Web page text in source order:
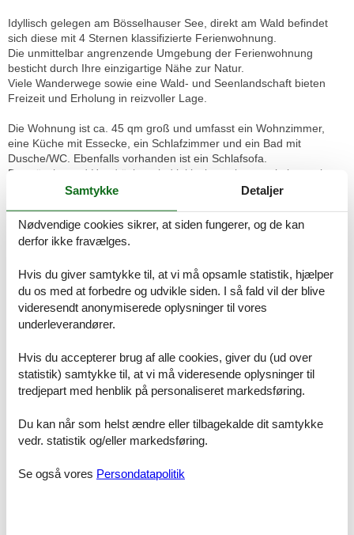
Idyllisch gelegen am Bösselhauser See, direkt am Wald befindet
sich diese mit 4 Sternen klassifizierte Ferienwohnung.
Die unmittelbar angrenzende Umgebung der Ferienwohnung
besticht durch Ihre einzigartige Nähe zur Natur.
Viele Wanderwege sowie eine Wald- und Seenlandschaft bieten
Freizeit und Erholung in reizvoller Lage.
Die Wohnung ist ca. 45 qm groß und umfasst ein Wohnzimmer,
eine Küche mit Essecke, ein Schlafzimmer und ein Bad mit
Dusche/WC. Ebenfalls vorhanden ist ein Schlafsofa.
Bettwäsche und Handtücher sind inklusive , ebenso ein kostenloser
PKW-Stellplatz. Im Aussenbereich steht eine Sitzecke mit Grillplatz
Die Wohnung wurde zusätzlich mit 4 Pfötchen nach der DTV-
Pfötchenklassifizierung ausgezeichnet.
Faciliteter
Afstand
Afstand vandresti/cykelsti 0-100m
Bygningen er godt isoleret
Energieffektive LED-lamper (mindst 80 %)
Intet engangsbestik eller -service
Offentlig transport i gåafstand (mindre end 500m)
Ferie temaer
Vandretur
Samtykke Detaljer
Nødvendige cookies sikrer, at siden fungerer, og de kan
derfor ikke fravælges.
Hvis du giver samtykke til, at vi må opsamle statistik, hjælper
du os med at forbedre og udvikle siden. I så fald vil der blive
videresendt anonymiserede oplysninger til vores
underleverandører.
Hvis du accepterer brug af alle cookies, giver du (ud over
statistik) samtykke til, at vi må videresende oplysninger til
tredjepart med henblik på personaliseret markedsføring.
Du kan når som helst ændre eller tilbagekalde dit samtykke
vedr. statistik og/eller markedsføring.
Se også vores Persondatapolitik